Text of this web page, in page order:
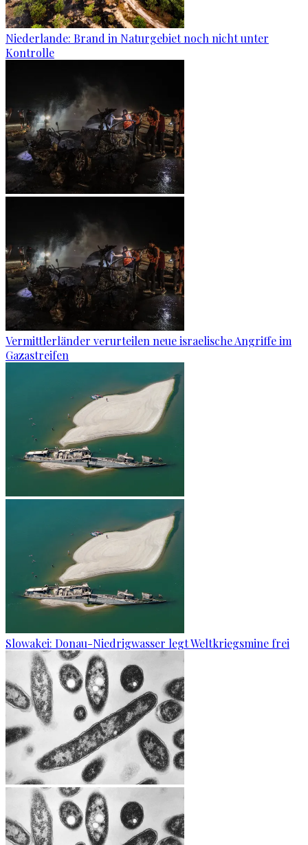
Niederlande: Brand in Naturgebiet noch nicht unter
Kontrolle
Vermittlerländer verurteilen neue israelische Angriffe im
Gazastreifen
Slowakei: Donau-Niedrigwasser legt Weltkriegsmine frei